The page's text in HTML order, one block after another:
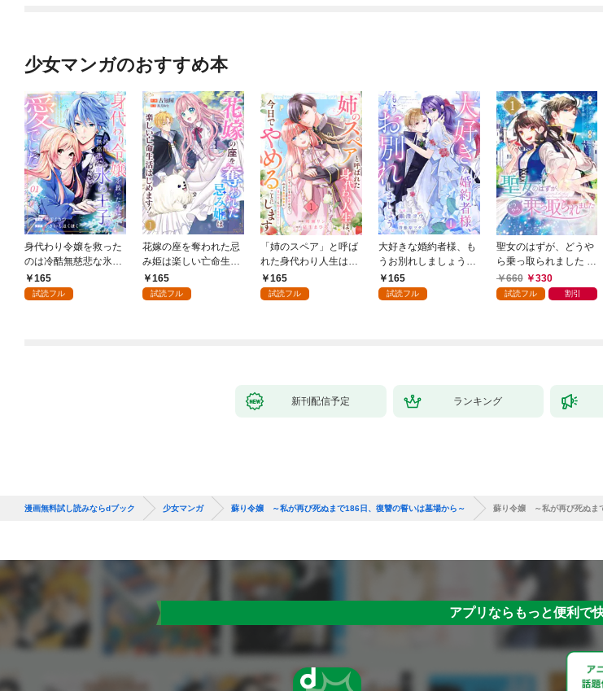
少女マンガのおすすめ本
身代わり令嬢を救った
のは冷酷無慈悲な氷の
王子の愛でした１
165
試読フル
花嫁の座を奪われた忌
み姫は楽しい亡命生活
はじめます！１
165
試読フル
「姉のスペア」と呼ば
れた身代わり人生は、
今日でやめることにし
ます～辺境で自由を満
165
試読フル
大好きな婚約者様、も
うお別れしましょう。
１165
試読フル
聖女のはずが、どうや
ら乗っ取られました 1
巻660 330
試読フル 割引
新刊配信予定 ランキング
漫画無料試し読みならdブック 少女マンガ 蘇り令嬢 ～私が再び死ぬまで186日、復讐の誓いは墓場から～ 蘇り令嬢 ～私が再び死ぬま
アプリならもっと便利で